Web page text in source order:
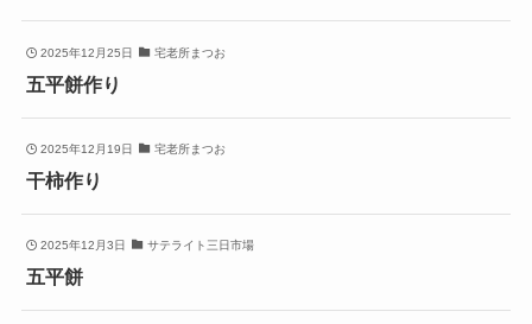
2025年12月25日 宅老所まつお
五平餅作り
2025年12月19日 宅老所まつお
干柿作り
2025年12月3日 サテライト三日市場
五平餅